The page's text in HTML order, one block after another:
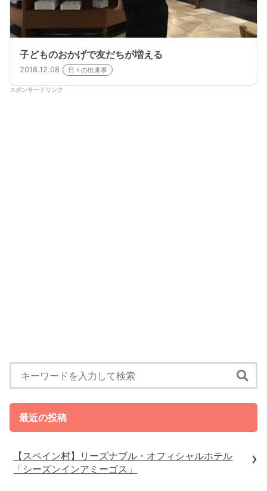
子どものおかげで友だちが増える
2018.12.08 日々の出来事
スポンサードリンク
最近の投稿
【スペイン村】リーズナブル・オフィシャルホテル
「シーズンインアミーゴス」